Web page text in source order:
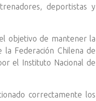
deportistas y
objetivo de mantener la
Federación Chilena de
el Instituto Nacional de
correctamente los